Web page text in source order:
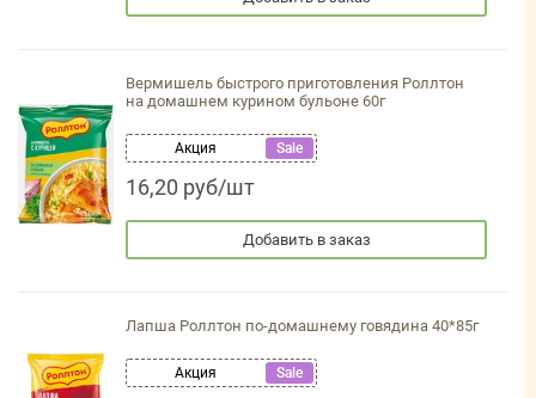
Вермишель быстрого приготовления Роллтон
на домашнем курином бульоне 60г
Акция Sale
16,20 руб/шт
Добавить в заказ
Лапша Роллтон по-домашнему говядина 40*85г
Акция Sale